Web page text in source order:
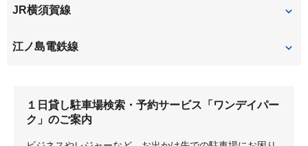
JR横須賀線
北鎌倉
江ノ島電鉄線
由比ヶ浜 鎌倉
１日貸し駐車場検索・予約サービス「ワンデイパー
ク」のご案内